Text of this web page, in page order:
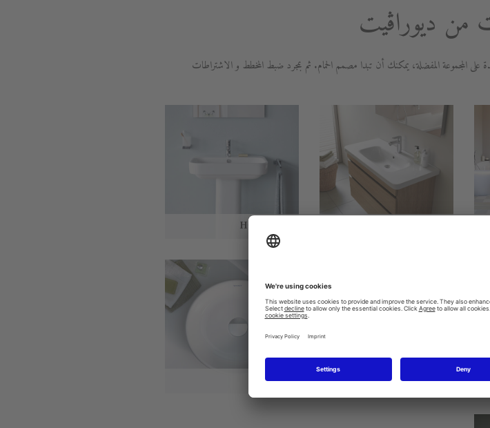
من ديوراڨيت
المجموعة المفضلة، يمكنك أن تبدا مصمم الحمام. ثم بمجرد ضبط المخطط و الاشتراطات
Happy D.2
Starck 1
Starck 2